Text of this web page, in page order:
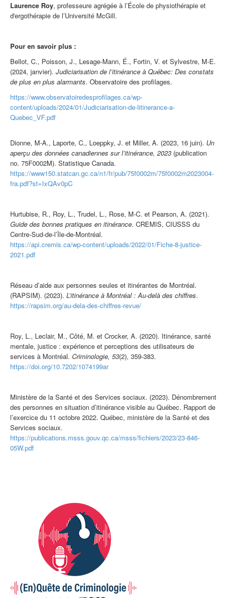
Laurence Roy, professeure agrégée à l’École de physiothérapie et
d'ergothérapie de l’Université McGill.
Pour en savoir plus :
Bellot, C., Poisson, J., Lesage-Mann, É., Fortin, V. et Sylvestre, M-E.
(2024, janvier). Judiciarisation de l’itinérance à Québec: Des constats
de plus en plus alarmants. Observatoire des profilages.
https://www.observatoiredesprofilages.ca/wp-
content/uploads/2024/01/Judiciarisation-de-litinerance-a-
Quebec_VF.pdf
Dionne, M-A., Laporte, C., Loeppky, J. et Miller, A. (2023, 16 juin). Un
aperçu des données canadiennes sur l’itinérance, 2023 (publication
no. 75F0002M). Statistique Canada.
https://www150.statcan.gc.ca/n1/fr/pub/75f0002m/75f0002m2023004-
fra.pdf?st=IxQAv0pC
Hurtubise, R., Roy, L., Trudel, L., Rose, M-C. et Pearson, A. (2021).
Guide des bonnes pratiques en itinérance. CREMIS, CIUSSS du
Centre-Sud-de-l’Île-de-Montréal.
https://api.cremis.ca/wp-content/uploads/2022/01/Fiche-8-justice-
2021.pdf
Réseau d’aide aux personnes seules et itinérantes de Montréal.
(RAPSIM). (2023). L’itinérance à Montréal : Au-delà des chiffres.
https://rapsim.org/au-dela-des-chiffres-revue/
Roy, L., Leclair, M., Côté, M. et Crocker, A. (2020). Itinérance, santé
mentale, justice : expérience et perceptions des utilisateurs de
services à Montréal. Criminologie, 53(2), 359-383.
https://doi.org/10.7202/1074199ar
Ministère de la Santé et des Services sociaux. (2023). Dénombrement
des personnes en situation d’itinérance visible au Québec. Rapport de
l’exercice du 11 octobre 2022. Québec, ministère de la Santé et des
Services sociaux.
https://publications.msss.gouv.qc.ca/msss/fichiers/2023/23-846-
05W.pdf